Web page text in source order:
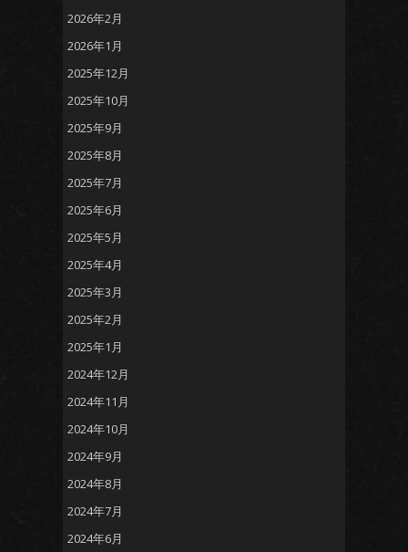
2026年2月
2026年1月
2025年12月
2025年10月
2025年9月
2025年8月
2025年7月
2025年6月
2025年5月
2025年4月
2025年3月
2025年2月
2025年1月
2024年12月
2024年11月
2024年10月
2024年9月
2024年8月
2024年7月
2024年6月